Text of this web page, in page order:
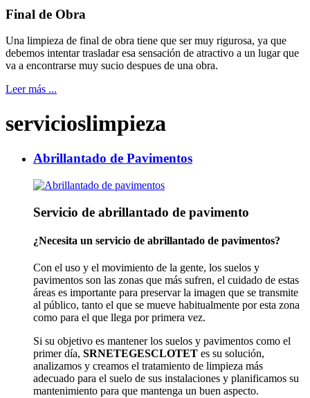
Final de Obra
Una limpieza de final de obra tiene que ser muy rigurosa, ya que
debemos intentar trasladar esa sensación de atractivo a un lugar que
va a encontrarse muy sucio despues de una obra.
Leer más ...
servicioslimpieza
Abrillantado de Pavimentos
Servicio de abrillantado de pavimento
¿Necesita un servicio de abrillantado de pavimentos?
Con el uso y el movimiento de la gente, los suelos y
pavimentos son las zonas que más sufren, el cuidado de estas
áreas es importante para preservar la imagen que se transmite
al público, tanto el que se mueve habitualmente por esta zona
como para el que llega por primera vez.
Si su objetivo es mantener los suelos y pavimentos como el
primer día, SRNETEGESCLOTET es su solución,
analizamos y creamos el tratamiento de limpieza más
adecuado para el suelo de sus instalaciones y planificamos su
mantenimiento para que mantenga un buen aspecto.